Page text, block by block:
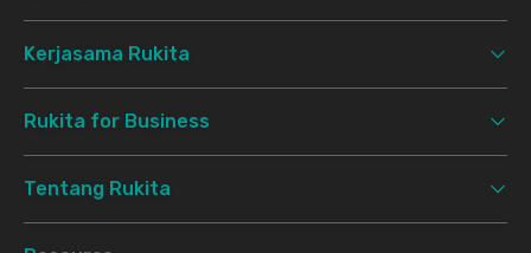
Kerjasama Rukita
Rukita for Business
Tentang Rukita